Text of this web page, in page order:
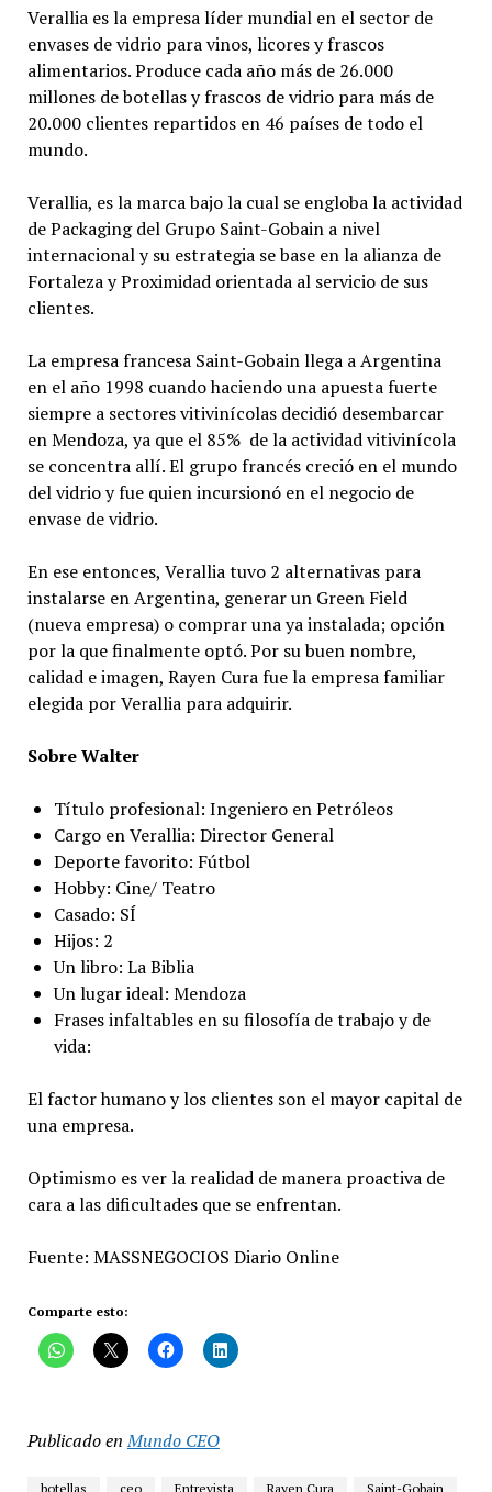
Verallia es la empresa líder mundial en el sector de
envases de vidrio para vinos, licores y frascos
alimentarios. Produce cada año más de 26.000
millones de botellas y frascos de vidrio para más de
20.000 clientes repartidos en 46 países de todo el
mundo.
Verallia, es la marca bajo la cual se engloba la actividad
de Packaging del Grupo Saint-Gobain a nivel
internacional y su estrategia se base en la alianza de
Fortaleza y Proximidad orientada al servicio de sus
clientes.
La empresa francesa Saint-Gobain llega a Argentina
en el año 1998 cuando haciendo una apuesta fuerte
siempre a sectores vitivinícolas decidió desembarcar
en Mendoza, ya que el 85% de la actividad vitivinícola
se concentra allí. El grupo francés creció en el mundo
del vidrio y fue quien incursionó en el negocio de
envase de vidrio.
En ese entonces, Verallia tuvo 2 alternativas para
instalarse en Argentina, generar un Green Field
(nueva empresa) o comprar una ya instalada; opción
por la que finalmente optó. Por su buen nombre,
calidad e imagen, Rayen Cura fue la empresa familiar
elegida por Verallia para adquirir.
Sobre Walter
Título profesional: Ingeniero en Petróleos
Cargo en Verallia: Director General
Deporte favorito: Fútbol
Hobby: Cine/ Teatro
Casado: SÍ
Hijos: 2
Un libro: La Biblia
Un lugar ideal: Mendoza
Frases infaltables en su filosofía de trabajo y de
vida:
El factor humano y los clientes son el mayor capital de
una empresa.
Optimismo es ver la realidad de manera proactiva de
cara a las dificultades que se enfrentan.
Fuente: MASSNEGOCIOS Diario Online
Comparte esto:
Publicado en Mundo CEO
botellas ceo Entrevista Rayen Cura
Saint-Gobain